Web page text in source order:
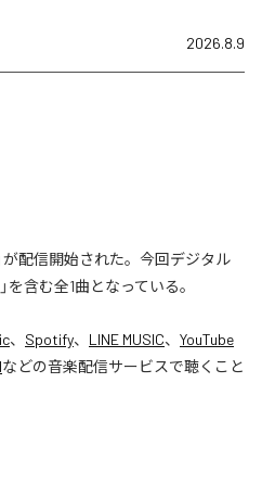
2026.8.9
が配信開始された。今回デジタル
を含む全1曲となっている。
、 Spotify、 LINE MUSIC、 YouTube
などの音楽配信サービスで聴くこと